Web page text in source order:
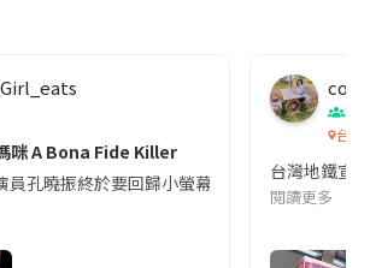
咪 A Bona Fide Killer
員孔曉振終於要回歸小螢幕啦!這次的劇本改編
co
吹
台灣
台灣地鐵宣
閱讀更多